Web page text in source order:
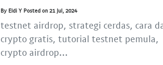
By Eldi Y Posted on 21 Jul, 2024
testnet airdrop, strategi cerdas, cara
crypto gratis, tutorial testnet pemula,
crypto airdrop...